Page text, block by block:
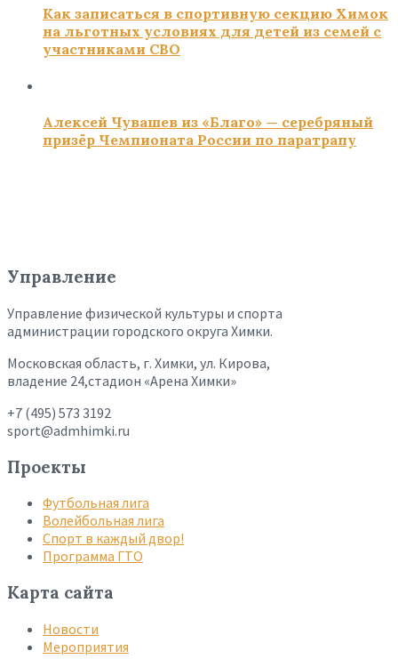
Как записаться в спортивную секцию Химок
на льготных условиях для детей из семей с
участниками СВО
Алексей Чувашев из «Благо» — серебряный
призёр Чемпионата России по паратрапу
Управление
Управление физической культуры и спорта
администрации городского округа Химки.
Московская область, г. Химки, ул. Кирова,
владение 24,стадион «Арена Химки»
+7 (495) 573 3192
sport@admhimki.ru
Проекты
Футбольная лига
Волейбольная лига
Спорт в каждый двор!
Программа ГТО
Карта сайта
Новости
Мероприятия